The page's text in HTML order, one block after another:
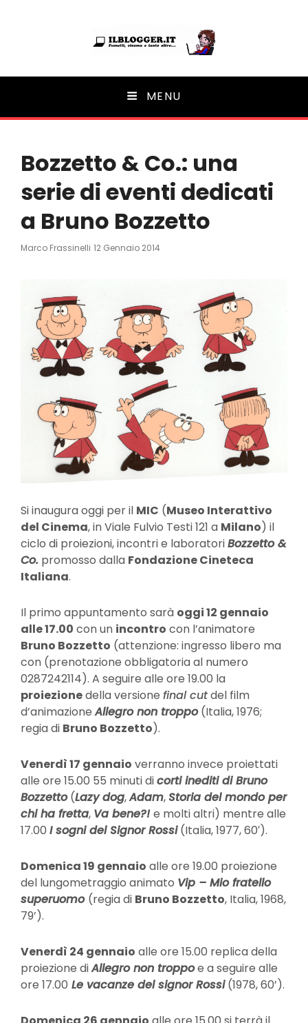
Ilblogger.it
Il portalino di blog | MENU
Bozzetto & Co.: una
serie di eventi dedicati
a Bruno Bozzetto
Marco Frassinelli Posted
12 Gennaio 2014
Si inaugura oggi per il MIC (Museo Interattivo
del Cinema, in Viale Fulvio Testi 121 a Milano) il
ciclo di proiezioni, incontri e laboratoriBozzetto &
Co. promosso dalla Fondazione Cineteca
Italiana.
Il primo appuntamento sarà oggi 12 gennaio
alle 17.00 con un incontro con l’animatore
Bruno Bozzetto (attenzione: ingresso libero ma
con (prenotazione obbligatoria al numero
0287242114). A seguire alle ore 19.00 la
proiezionedella versione final cutdel film
d’animazioneAllegro non troppo(Italia, 1976;
regia di Bruno Bozzetto).
Venerdì 17 gennaio verranno invece proiettati
alle ore 15.00 55 minuti dicorti inediti di Bruno
Bozzetto(Lazy dog,Adam,Storia del mondo per
chi ha fretta, Va bene?! e molti altri) mentre alle
17.00 I sogni del Signor Rossi(Italia, 1977, 60′).
Domenica 19 gennaio alle ore 19.00 proiezione
del lungometraggio animato Vip – Mio fratello
superuomo (regia di Bruno Bozzetto, Italia, 1968,
79’).
Venerdì 24 gennaio alle ore 15.00 replica della
proiezione diAllegro non troppoe a seguire alle
ore 17.00 Le vacanze del signor Rossi(1978, 60’).